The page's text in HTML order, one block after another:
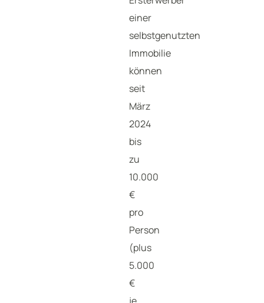
einer
selbstgenutzten
Immobilie
können
seit
März
2024
bis
zu
10.000
€
pro
Person
(plus
5.000
€